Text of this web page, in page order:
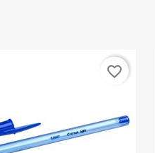
favorite_border